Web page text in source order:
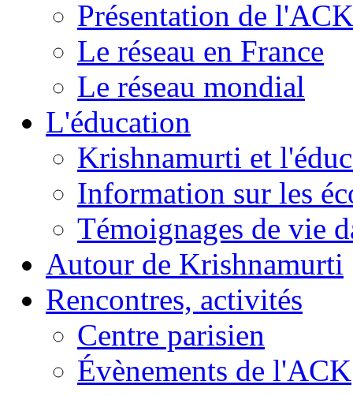
Présentation de l'ACK
Le réseau en France
Le réseau mondial
L'éducation
Krishnamurti et
Information sur les
Témoignages de vie
Autour de Krishnamurti
Rencontres, activités
Centre parisien
Évènements de l'ACK